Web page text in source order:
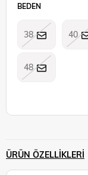
BEDEN
38 40
48
ÜRÜN ÖZELLIKLERI